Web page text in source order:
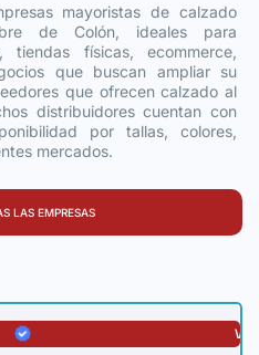
mayoristas de calzado
de Colón, ideales para
tiendas físicas, ecommerce,
que buscan ampliar su
que ofrecen calzado al
distribuidores cuentan con
por tallas, colores,
mercados.
LAS EMPRESAS